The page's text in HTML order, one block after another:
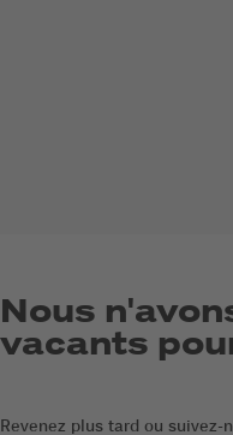
Nous
vacants
Revenez plus tard ou suivez-